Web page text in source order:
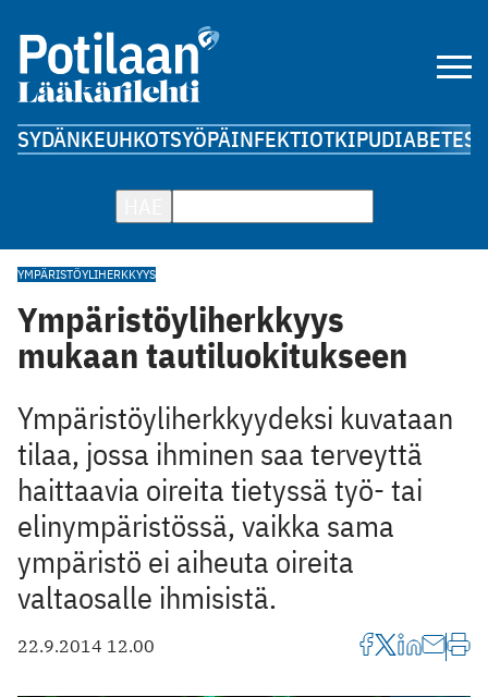
SYDÄNKEUHKOTSYÖPÄINFEKTIOTKIPUDIABETES
YMPÄRISTÖYLIHERKKYYS
Ympäristöyliherkkyys
mukaan tautiluokitukseen
Ympäristöyliherkkyydeksi kuvataan
tilaa, jossa ihminen saa terveyttä
haittaavia oireita tietyssä työ- tai
elinympäristössä, vaikka sama
ympäristö ei aiheuta oireita
valtaosalle ihmisistä.
22.9.2014 12.00